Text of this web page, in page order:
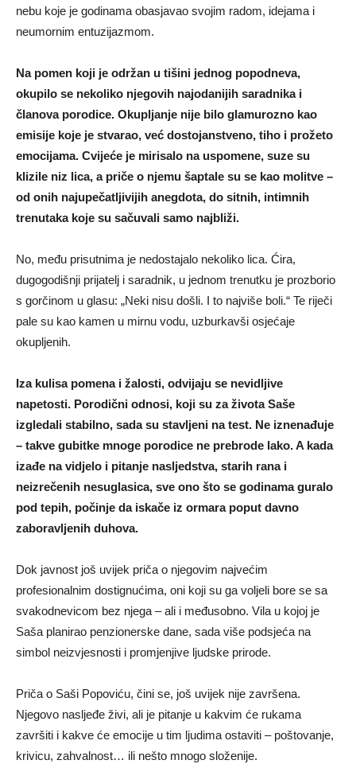
nebu koje je godinama obasjavao svojim radom, idejama i
neumornim entuzijazmom.
Na pomen koji je održan u tišini jednog popodneva,
okupilo se nekoliko njegovih najodanijih saradnika i
članova porodice. Okupljanje nije bilo glamurozno kao
emisije koje je stvarao, već dostojanstveno, tiho i prožeto
emocijama. Cvijeće je mirisalo na uspomene, suze su
klizile niz lica, a priče o njemu šaptale su se kao molitve –
od onih najupečatljivijih anegdota, do sitnih, intimnih
trenutaka koje su sačuvali samo najbliži.
No, među prisutnima je nedostajalo nekoliko lica. Ćira,
dugogodišnji prijatelj i saradnik, u jednom trenutku je prozborio
s gorčinom u glasu: „Neki nisu došli. I to najviše boli.“ Te riječi
pale su kao kamen u mirnu vodu, uzburkavši osjećaje
okupljenih.
Iza kulisa pomena i žalosti, odvijaju se nevidljive
napetosti. Porodični odnosi, koji su za života Saše
izgledali stabilno, sada su stavljeni na test. Ne iznenađuje
– takve gubitke mnoge porodice ne prebrode lako. A kada
izađe na vidjelo i pitanje nasljedstva, starih rana i
neizrečenih nesuglasica, sve ono što se godinama guralo
pod tepih, počinje da iskače iz ormara poput davno
zaboravljenih duhova.
Dok javnost još uvijek priča o njegovim najvećim
profesionalnim dostignućima, oni koji su ga voljeli bore se sa
svakodnevicom bez njega – ali i međusobno. Vila u kojoj je
Saša planirao penzionerske dane, sada više podsjeća na
simbol neizvjesnosti i promjenjive ljudske prirode.
Priča o Saši Popoviću, čini se, još uvijek nije završena.
Njegovo nasljeđe živi, ali je pitanje u kakvim će rukama
završiti i kakve će emocije u tim ljudima ostaviti – poštovanje,
krivicu, zahvalnost… ili nešto mnogo složenije.